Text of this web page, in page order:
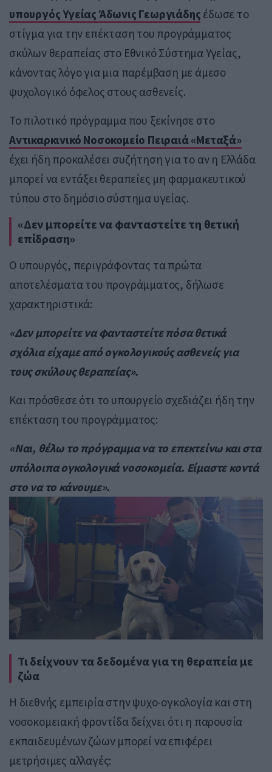
υπουργός Υγείας Άδωνις Γεωργιάδης έδωσε το
στίγμα για την επέκταση του προγράμματος
σκύλων θεραπείας στο Εθνικό Σύστημα Υγείας,
κάνοντας λόγο για μια παρέμβαση με άμεσο
ψυχολογικό όφελος στους ασθενείς.
Το πιλοτικό πρόγραμμα που ξεκίνησε στο
Αντικαρκινικό Νοσοκομείο Πειραιά «Μεταξά»
έχει ήδη προκαλέσει συζήτηση για το αν η Ελλάδα
μπορεί να εντάξει θεραπείες μη φαρμακευτικού
τύπου στο δημόσιο σύστημα υγείας.
«Δεν μπορείτε να φανταστείτε τη θετική
επίδραση»
Ο υπουργός, περιγράφοντας τα πρώτα
αποτελέσματα του προγράμματος, δήλωσε
χαρακτηριστικά:
«Δεν μπορείτε να φανταστείτε πόσα θετικά
σχόλια είχαμε από ογκολογικούς ασθενείς για
τους σκύλους θεραπείας».
Και πρόσθεσε ότι το υπουργείο σχεδιάζει ήδη την
επέκταση του προγράμματος:
«Ναι, θέλω το πρόγραμμα να το επεκτείνω και στα
υπόλοιπα ογκολογικά νοσοκομεία. Είμαστε κοντά
στο να το κάνουμε».
Τι δείχνουν τα δεδομένα για τη θεραπεία με
ζώα
Η διεθνής εμπειρία στην ψυχο-ογκολογία και στη
νοσοκομειακή φροντίδα δείχνει ότι η παρουσία
εκπαιδευμένων ζώων μπορεί να επιφέρει
μετρήσιμες αλλαγές: